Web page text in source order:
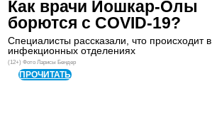
Как врачи Йошкар-Олы
борются с COVID-19?
Специалисты рассказали, что происходит в
инфекционных отделениях
(12+) Фото Ларисы Бендер
ПРОЧИТАТЬ